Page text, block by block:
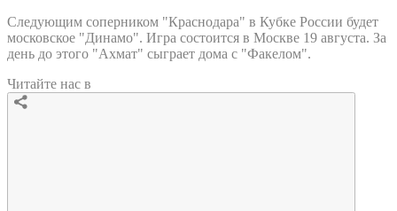
Следующим соперником "Краснодара" в Кубке России будет
московское "Динамо". Игра состоится в Москве 19 августа. За
день до этого "Ахмат" сыграет дома с "Факелом".
Читайте нас в